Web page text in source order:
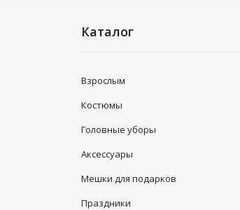
Каталог
Взрослым
Костюмы
Головные уборы
Аксессуары
Мешки для подарков
Праздники